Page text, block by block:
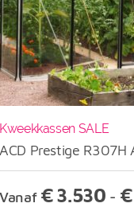
Kweekkassen SALE
ACD Prestige R307H
Vanaf €3.530 - €